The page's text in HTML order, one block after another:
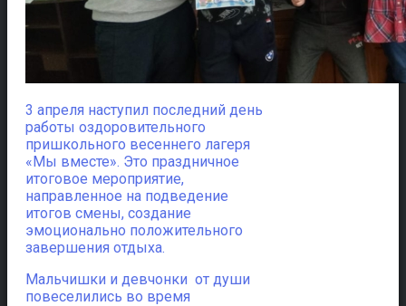
3 апреля наступил последний день
работы оздоровительного
пришкольного весеннего лагеря
«Мы вместе». Это праздничное
итоговое мероприятие,
направленное на подведение
итогов смены, создание
эмоционально положительного
завершения отдыха.
Мальчишки и девчонки от души
повеселились во время